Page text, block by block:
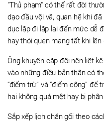
"Thủ phạm" có thể rất đời
dạo đầu vội vã, quan hệ khi
dục lặp đi lặp lại đến mức dễ
hay thói quen mang tất khi
Ông khuyên cặp đôi nên liệt
vào những điều bản thân có
“điểm trừ” và “điểm cộng”
hai không quá mệt hay bị
Sắp xếp lịch chăn gối theo